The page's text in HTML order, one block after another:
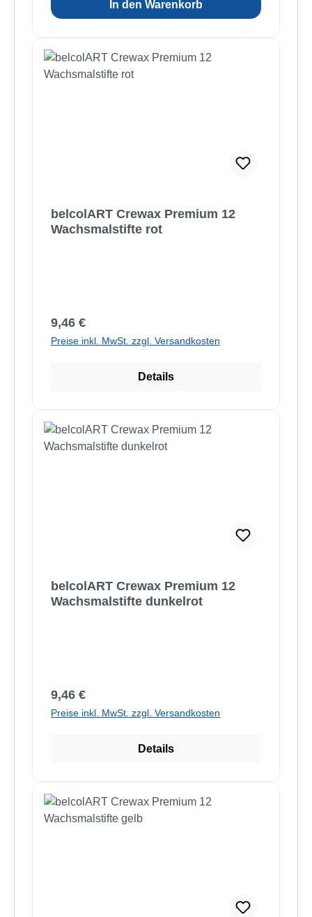
In den Warenkorb
belcolART Crewax Premium 12
Wachsmalstifte rot
Regulärer Preis:
9,46 €
Preise inkl. MwSt. zzgl. Versandkosten
Details
belcolART Crewax Premium 12
Wachsmalstifte dunkelrot
Regulärer Preis:
9,46 €
Preise inkl. MwSt. zzgl. Versandkosten
Details